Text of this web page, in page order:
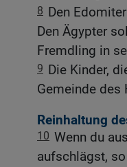
8 Den
Den Ägypter
Fremdling in
9 Die Kinder,
Gemeinde des
Reinhaltung
10 Wenn du
aufschlägst,